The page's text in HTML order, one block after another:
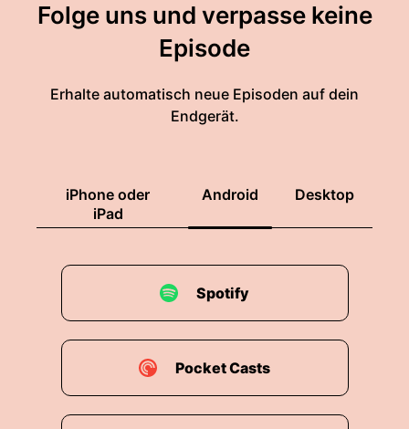
Folge uns und verpasse keine
Episode
Erhalte automatisch neue Episoden auf dein
Endgerät.
iPhone oder
iPad
Android Desktop
Spotify
Pocket Casts